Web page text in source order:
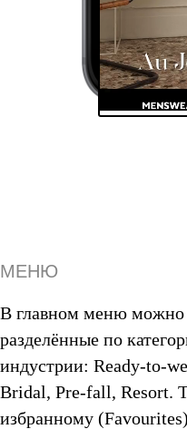
МЕНЮ
В главном меню можно
разделённые по
индустрии: Ready-to-
Bridal, Pre-fall, Resort.
избранному